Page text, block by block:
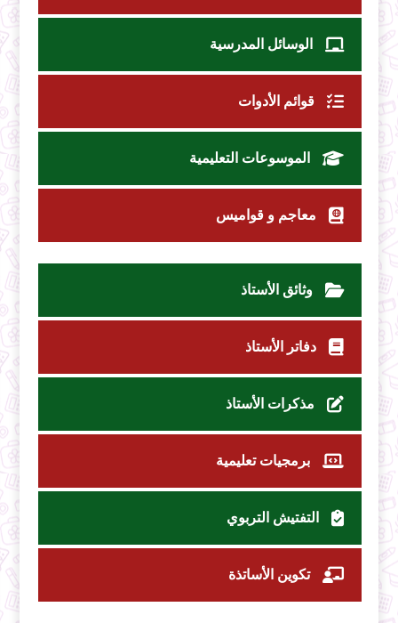
الوسائل المدرسية
قوائم الأدوات
الموسوعات التعليمية
معاجم و قواميس
وثائق الأستاذ
دفاتر الأستاذ
مذكرات الأستاذ
برمجيات تعليمية
التفتيش التربوي
تكوين الأساتذة